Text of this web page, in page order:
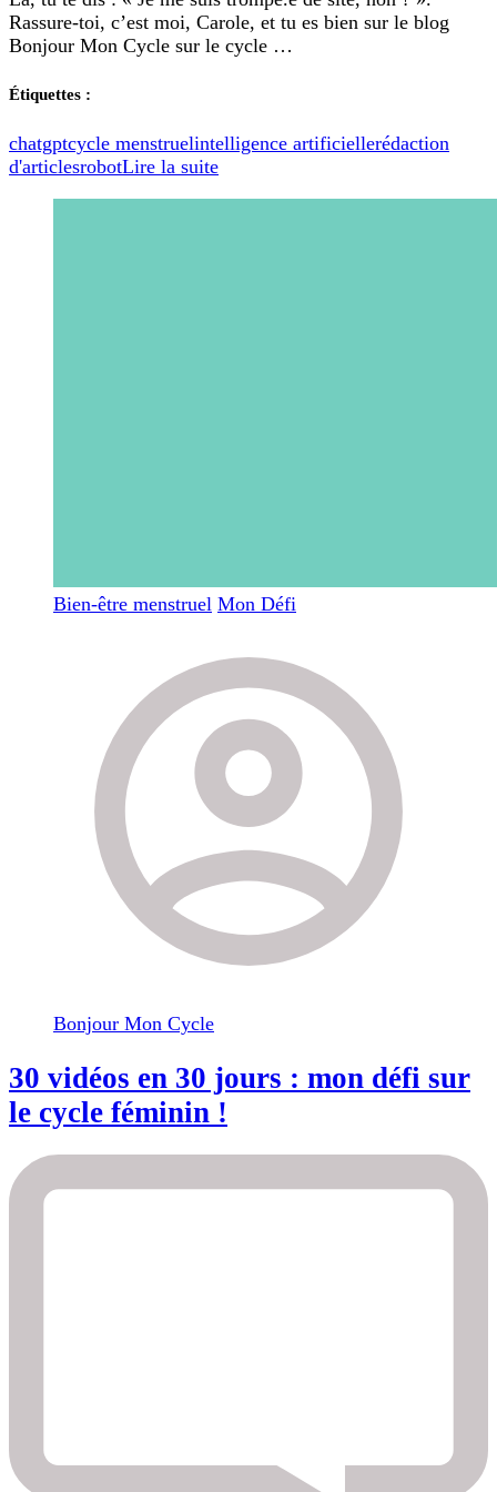
robot
pour
de
blog
Rassure-toi, c’est moi, Carole, et tu es bien sur le blog
Bonjour Mon Cycle sur le cycle …
Étiquettes :
chatgptcycle menstruelintelligence artificiellerédaction
d'articlesrobotLire la suite
Bien-être menstruel Mon Défi
Bonjour Mon Cycle
30 vidéos en 30 jours : mon défi sur
le cycle féminin !